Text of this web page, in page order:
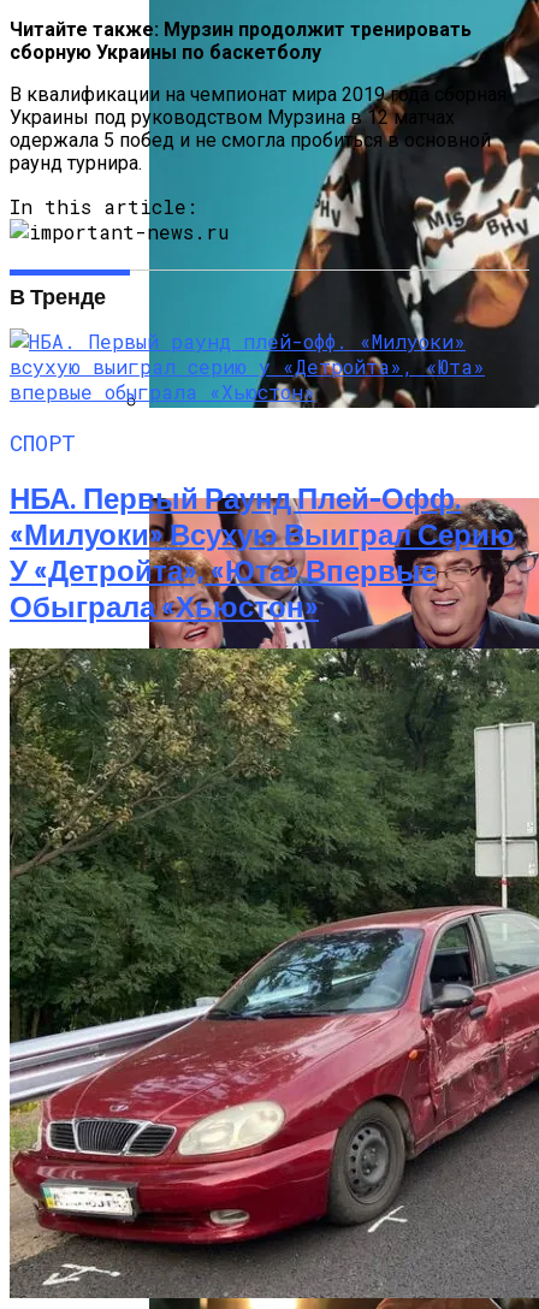
Тёмная Сторона Детских Шоу: Куда
Пропал Скандальный Создатель
Никелодеона
Читайте также: Мурзин продолжит тренировать
сборную Украины по баскетболу
В квалификации на чемпионат мира 2019 года сборная
Украины под руководством Мурзина в 12 матчах
одержала 5 побед и не смогла пробиться в основной
раунд турнира.
In this article:
В Тренде
СПОРТ
НБА. Первый Раунд Плей-Офф.
«Милуоки» Всухую Выиграл Серию
У «Детройта», «Юта» Впервые
Обыграла «Хьюстон»